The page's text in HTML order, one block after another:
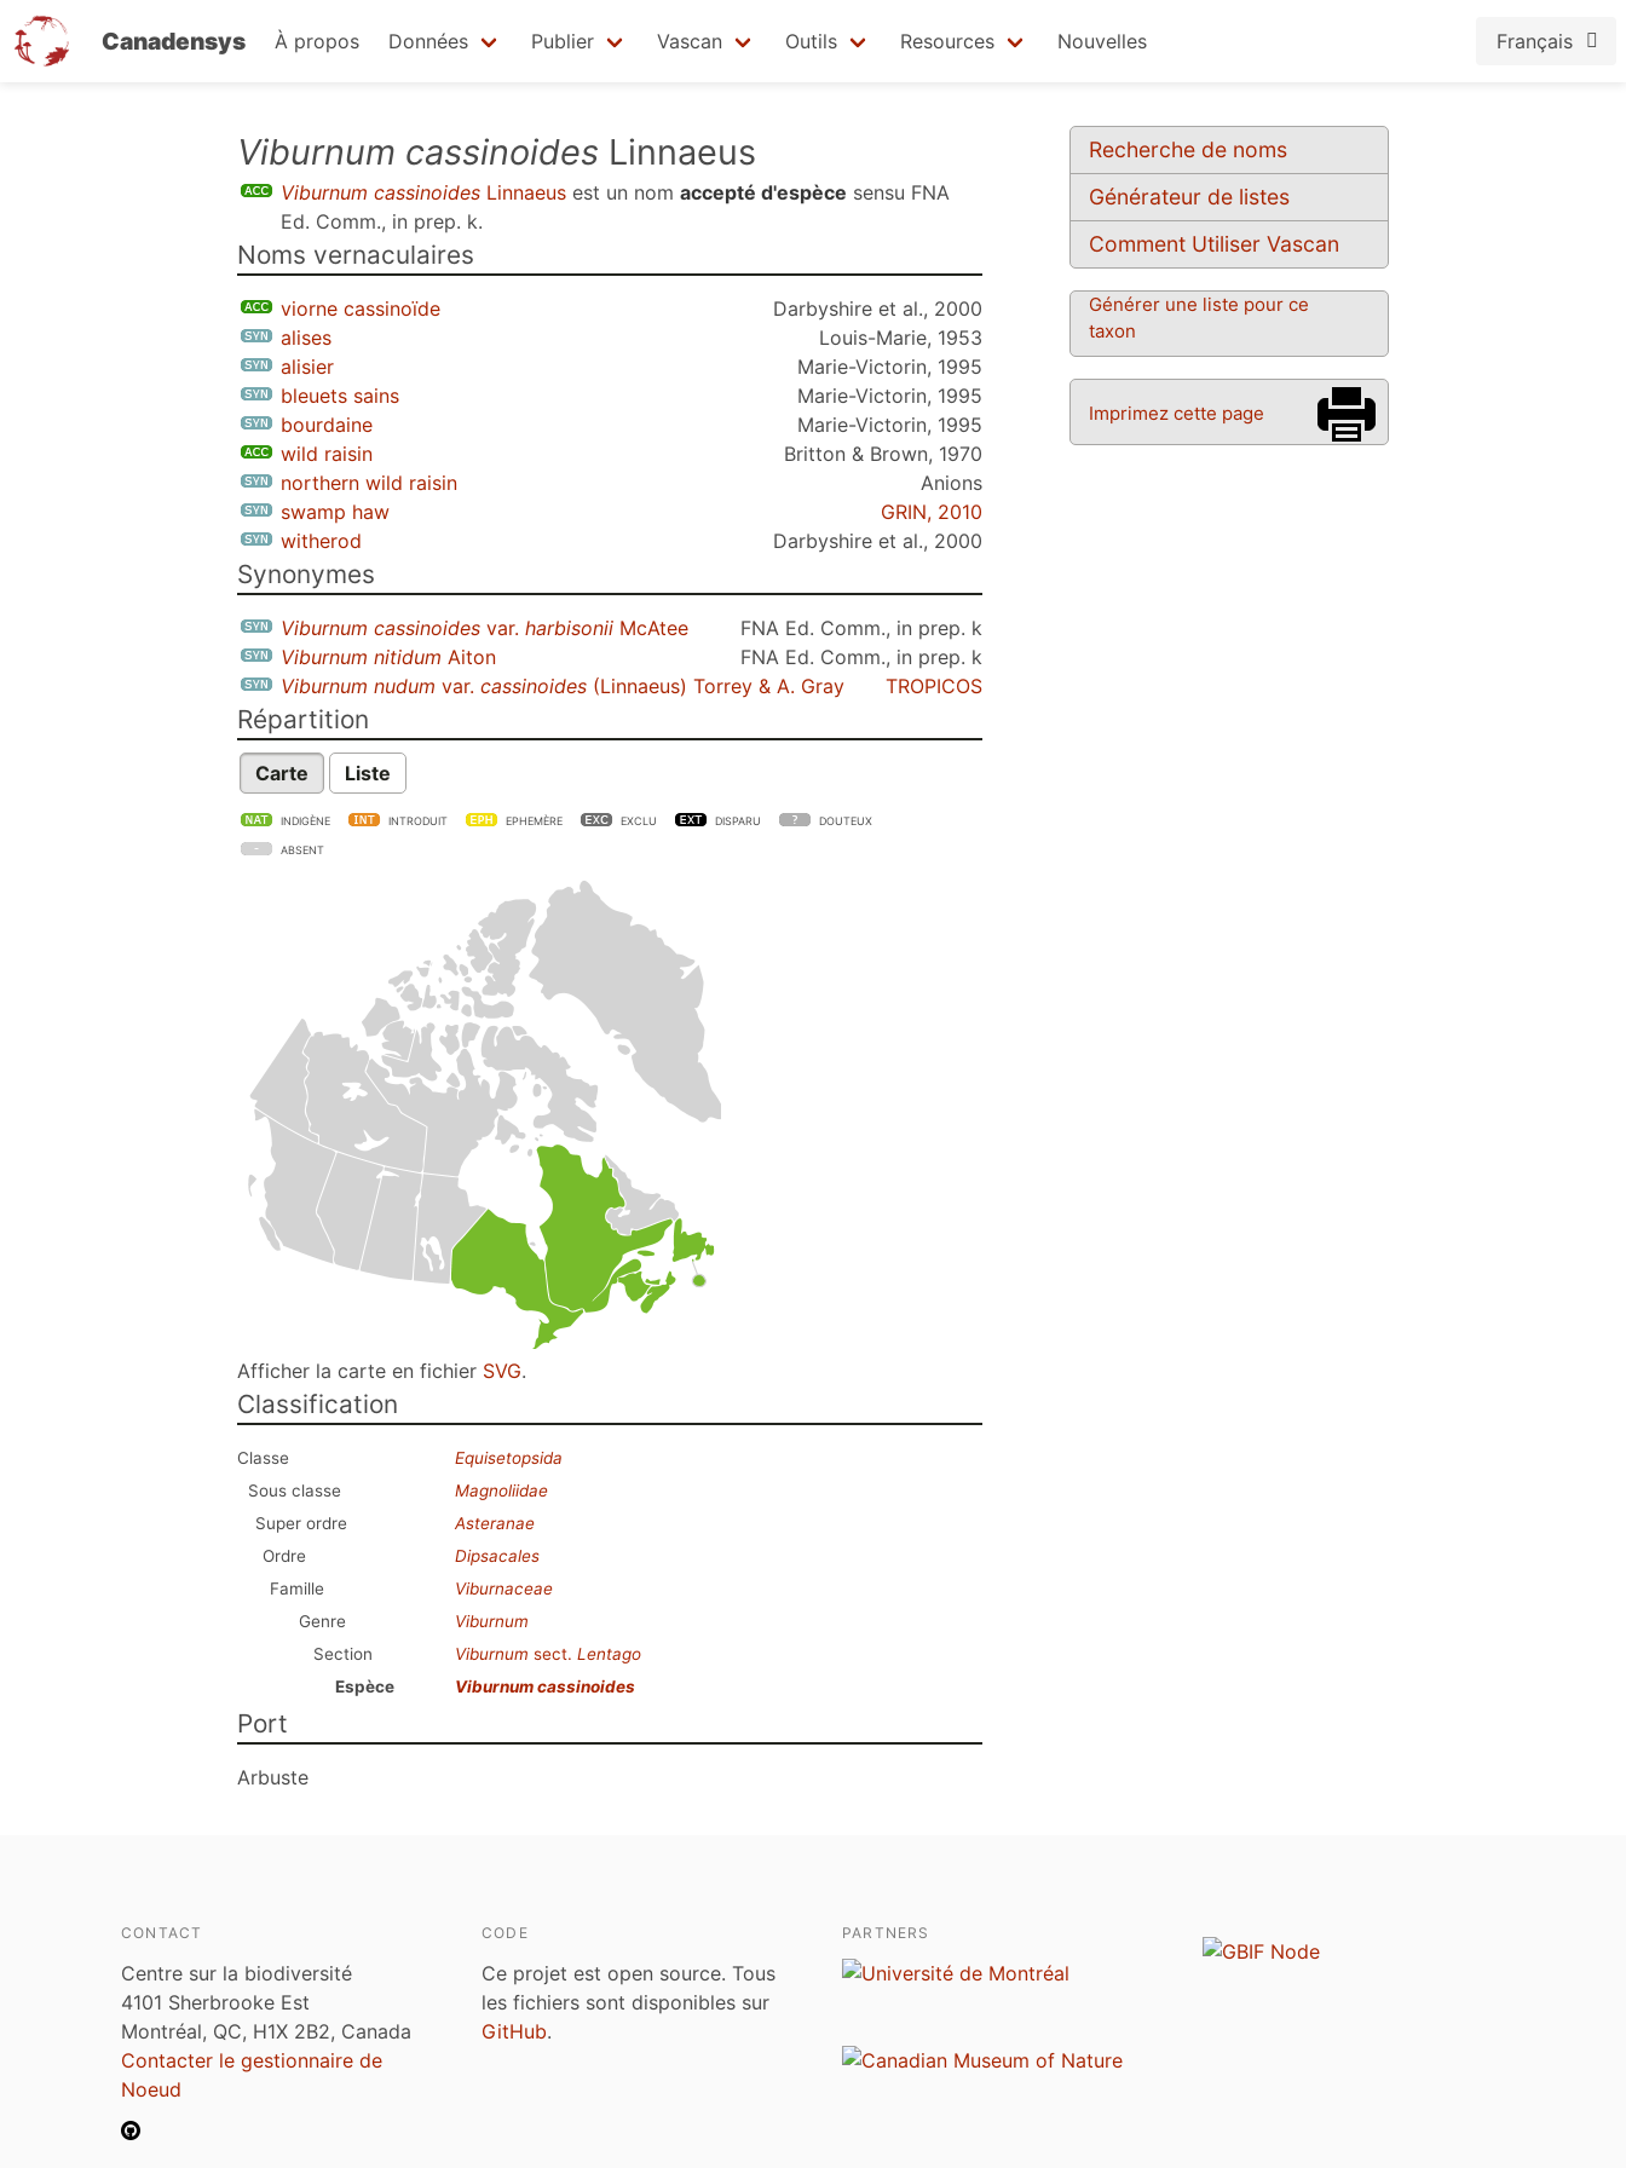
Canadensys À propos Données Publier Vascan Outils Resources Nouvelles Français
Recherche de noms
Générateur de listes
Comment Utiliser Vascan
Générer une liste pour ce
taxon
Imprimez cette page
Viburnum cassinoides Linnaeus
Viburnum cassinoides Linnaeus est un nom accepté d'espèce sensu FNA
Ed. Comm., in prep. k.
Noms vernaculaires
viorne cassinoïde
Darbyshire et al., 2000
alises
Louis-Marie, 1953
alisier
Marie-Victorin, 1995
bleuets sains
Marie-Victorin, 1995
bourdaine
Marie-Victorin, 1995
wild raisin
Britton & Brown, 1970
northern wild raisin
Anions
swamp haw
GRIN, 2010
witherod
Darbyshire et al., 2000
Synonymes
Viburnum cassinoides var. harbisonii McAtee
FNA Ed. Comm., in prep. k
Viburnum nitidum Aiton
FNA Ed. Comm., in prep. k
Viburnum nudum var. cassinoides (Linnaeus) Torrey & A. Gray TROPICOS
Répartition
Carte Liste
INDIGÈNE INTRODUIT EPHEMÈRE EXCLU DISPARU DOUTEUX
ABSENT
Afficher la carte en fichier SVG.
Classification
Classe
Equisetopsida
Sous classe
Magnoliidae
Super ordre
Asteranae
Ordre
Dipsacales
Famille
Viburnaceae
Genre
Viburnum
Section
Viburnum sect. Lentago
Espèce
Viburnum cassinoides
Port
Arbuste
CONTACT
Centre sur la biodiversité
4101 Sherbrooke Est
Montréal, QC, H1X 2B2, Canada
Contacter le gestionnaire de
Noeud
CODE
Ce projet est open source. Tous
les fichiers sont disponibles sur
GitHub.
PARTNERS